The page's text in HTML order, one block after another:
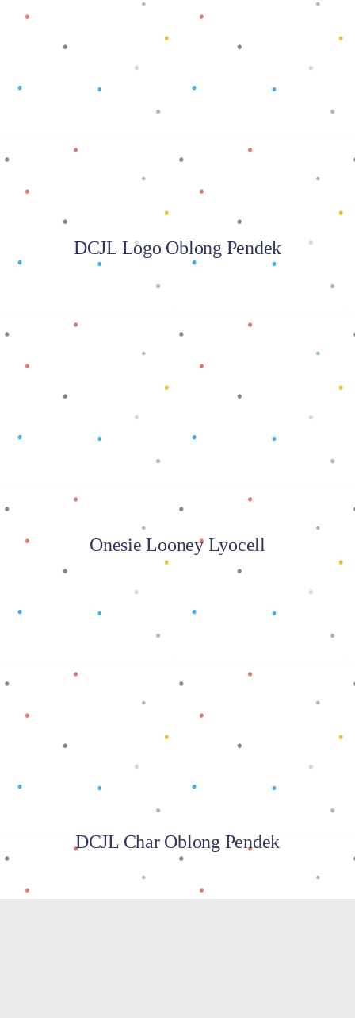
DCJL Logo Oblong Pendek
Baca selengkapnya
Onesie Looney Lyocell
DCJL Char Oblong Pendek